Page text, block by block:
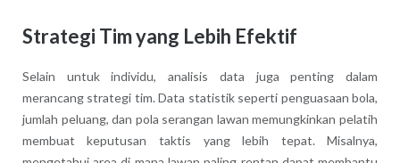
Strategi Tim yang Lebih Efektif
Selain untuk individu, analisis data juga penting dalam
merancang strategi tim. Data statistik seperti penguasaan bola,
jumlah peluang, dan pola serangan lawan memungkinkan pelatih
membuat keputusan taktis yang lebih tepat. Misalnya,